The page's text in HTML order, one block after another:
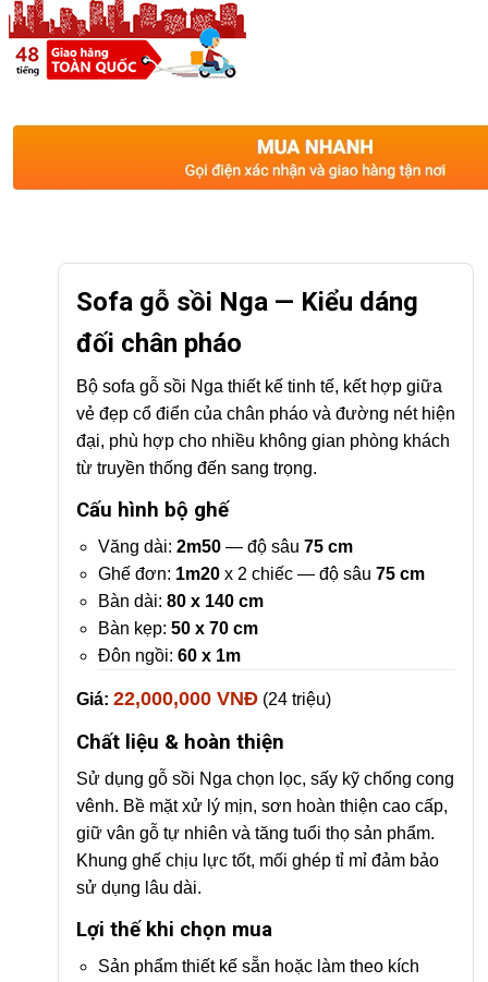
Sofa gỗ sồi Nga — Kiểu dáng
đối chân pháo
Bộ sofa gỗ sồi Nga thiết kế tinh tế, kết hợp giữa
vẻ đẹp cổ điển của chân pháo và đường nét hiện
đại, phù hợp cho nhiều không gian phòng khách
từ truyền thống đến sang trọng.
Cấu hình bộ ghế
Văng dài: 2m50 — độ sâu 75 cm
Ghế đơn: 1m20 x 2 chiếc — độ sâu 75 cm
Bàn dài: 80 x 140 cm
Bàn kẹp: 50 x 70 cm
Đôn ngồi: 60 x 1m
Giá: 22,000,000 VNĐ (24 triệu)
Chất liệu & hoàn thiện
Sử dụng gỗ sồi Nga chọn lọc, sấy kỹ chống cong
vênh. Bề mặt xử lý mịn, sơn hoàn thiện cao cấp,
giữ vân gỗ tự nhiên và tăng tuổi thọ sản phẩm.
Khung ghế chịu lực tốt, mối ghép tỉ mỉ đảm bảo
sử dụng lâu dài.
Lợi thế khi chọn mua
Sản phẩm thiết kế sẵn hoặc làm theo kích